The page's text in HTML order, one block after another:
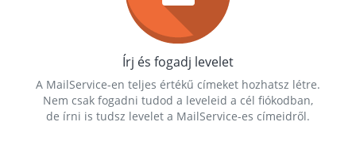
Írj és fogadj levelet
A MailService-en teljes értékű címeket hozhatsz létre.
Nem csak fogadni tudod a leveleid a cél fiókodban,
de írni is tudsz levelet a MailService-es címeidről.